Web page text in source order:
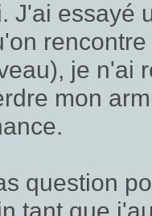
J'ai essayé
je n'ai
mon
question
tant que